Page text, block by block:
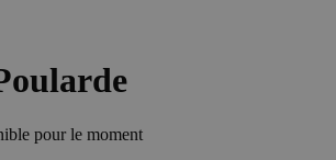
pour le moment